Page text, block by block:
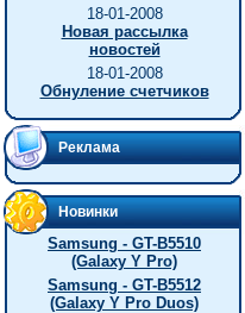
18-01-2008
Новая рассылка
новостей
18-01-2008
Обнуление счетчиков
Реклама
Новинки
Samsung - GT-B5510
(Galaxy Y Pro)
Samsung - GT-B5512
(Galaxy Y Pro Duos)